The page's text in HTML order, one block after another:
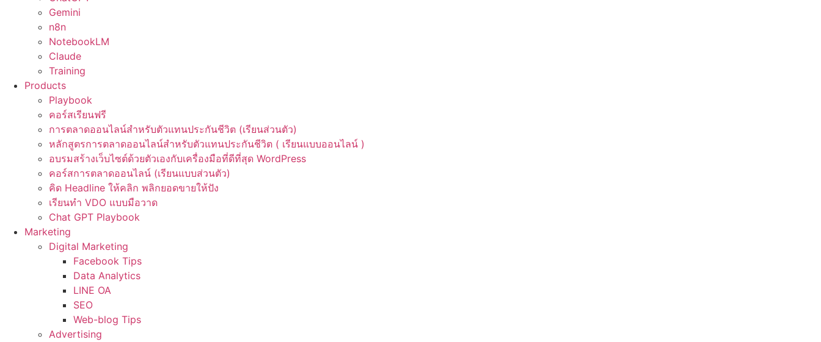
Gemini
n8n
NotebookLM
Claude
Training
Products
Playbook
คอร์สเรียนฟรี
การตลาดออนไลน์สำหรับตัวแทนประกันชีวิต (เรียนส่วนตัว)
หลักสูตรการตลาดออนไลน์สำหรับตัวแทนประกันชีวิต ( เรียนแบบออนไลน์ )
อบรมสร้างเว็บไซต์ด้วยตัวเองกับเครื่องมือที่ดีที่สุด WordPress
คอร์สการตลาดออนไลน์ (เรียนแบบส่วนตัว)
คิด Headline ให้คลิก พลิกยอดขายให้ปัง
เรียนทำ VDO แบบมือวาด
Chat GPT Playbook
Marketing
Digital Marketing
Facebook Tips
Data Analytics
LINE OA
SEO
Web-blog Tips
Advertising